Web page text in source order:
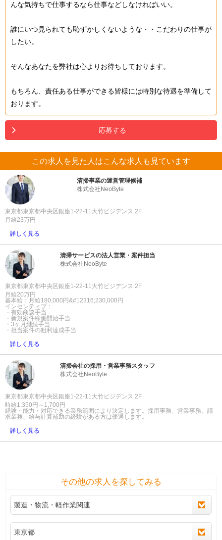
んな気持ちで仕事するなら仕事などしなければいい。
誰にいつ見られても恥ずかしくないような・・こだわりの仕事が
したい。
そんなあなたを弊社は心よりお待ちしております。
もちろん、責任ある仕事ができる皆様には特別な待遇を準備して
おります。
応募する
この求人を見た人はこんな求人も見ています
清掃事業の運営管理候補
株式会社NeoByte
東京都東京都中央区銀座1-22-11大竹ビジデンス 2F
月給23万円
詳しく見る
清掃サービスの法人営業・案件担当
株式会社NeoByte
東京都東京都中央区銀座1-22-11大竹ビジデンス 2F
月給20万円
基本給：月給180,000円&#12316;230,000円
インセンティブ：
・有効商談手当
・新規案件稼働開始手当
・3ヶ月継続手当
・担当案件の粗利達成手当
詳しく見る
清掃会社の採用・営業事務スタッフ
株式会社NeoByte
東京都東京都中央区銀座1-22-11大竹ビジデンス 2F
時給1,350円～1,700円
経験・能力・対応できる業務範囲により決定します。採用事務、営業事務、請
求業務、給与計算補助の経験がある方は優遇します。
詳しく見る
その他の求人を探してみる